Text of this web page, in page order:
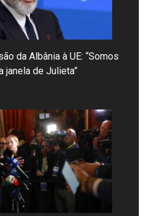
da Albânia à UE: “Somos
janela de Julieta”